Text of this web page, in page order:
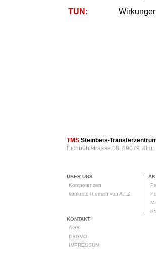
TUN:
TMS Steinbeis-
Eichbühlstrasse 18, 89079
ÜBER UNS
Kompetenzen
konkreteThemen von A...Z
KONTAKT
AGB
DSGVO
IMPRESSUM